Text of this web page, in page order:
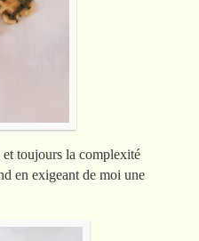
toujours la complexité
en exigeant de moi une